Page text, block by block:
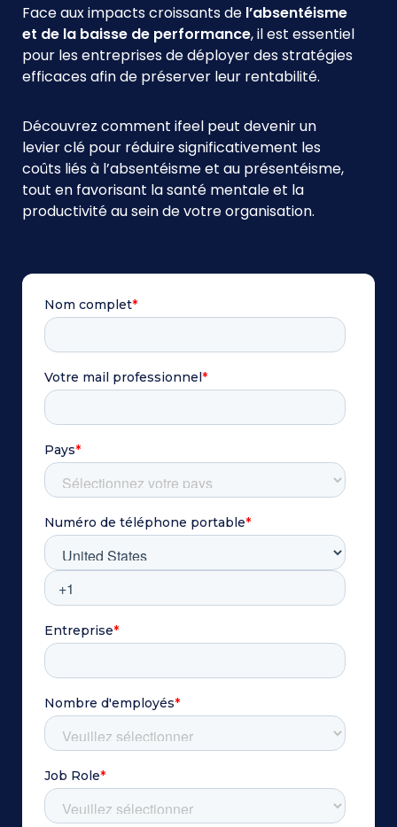
Face aux impacts croissants de l’absentéisme
et de la baisse de performance, il est essentiel
pour les entreprises de déployer des stratégies
efficaces afin de préserver leur rentabilité.
Découvrez comment ifeel peut devenir un
levier clé pour réduire significativement les
coûts liés à l’absentéisme et au présentéisme,
tout en favorisant la santé mentale et la
productivité au sein de votre organisation.